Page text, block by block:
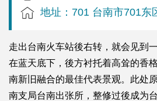
地址：701 台南市701东
走出台南火车站後右转，就会见到
在蓝天底下，後方衬托着高耸的香
南新旧融合的最佳代表景观。此处
南支局台南出张所，整修过後成为